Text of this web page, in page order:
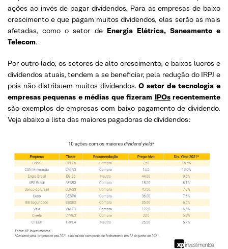
ações ao invés de pagar dividendos. Para as empresas de baixo
crescimento e que pagam muitos dividendos, elas serão as mais
afetadas, como o setor de Energia Elétrica, Saneamento e
Telecom.
Por outro lado, os setores de alto crescimento, e baixos lucros e
dividendos atuais, tendem a se beneficiar, pela redução do IRPJ e
pois não distribuem muitos dividendos.O setor de tecnologia e
empresas pequenas e médias que fizeram IPOsrecentemente
são exemplos de empresas com baixo pagamento de dividendo.
Veja abaixo a lista das maiores pagadoras de dividendos: